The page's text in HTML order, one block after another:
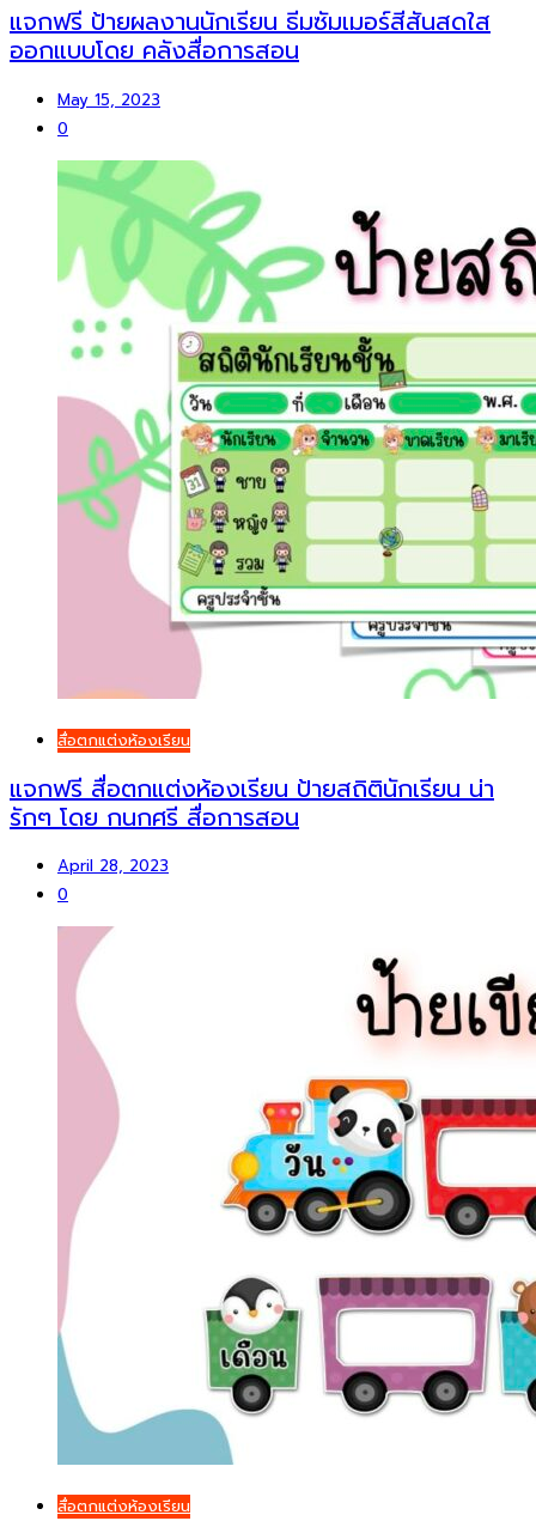
แจกฟรี ป้ายผลงานนักเรียน ธีมซัมเมอร์สีสันสดใส
ออกแบบโดย คลังสื่อการสอน
May 15, 2023
0
สื่อตกแต่งห้องเรียน
แจกฟรี สื่อตกแต่งห้องเรียน ป้ายสถิตินักเรียน น่า
รักๆ โดย กนกศรี สื่อการสอน
April 28, 2023
0
สื่อตกแต่งห้องเรียน